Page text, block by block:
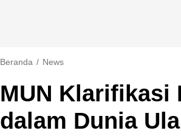
Beranda News
MUN Klarifikasi
dalam Dunia